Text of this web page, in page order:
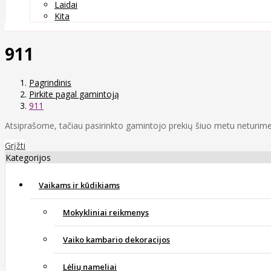
Laidai
Kita
911
Pagrindinis
Pirkite pagal gamintoją
911
Atsiprašome, tačiau pasirinkto gamintojo prekių šiuo metu
Grįžti
Kategorijos
Vaikams ir kūdikiams
Mokykliniai reikmenys
Vaiko kambario dekoracijos
Lėlių nameliai